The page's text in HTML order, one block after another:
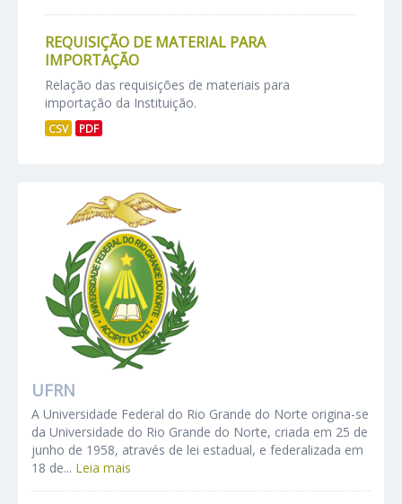
REQUISIÇÃO DE MATERIAL PARA
IMPORTAÇÃO
Relação das requisições de materiais para
importação da Instituição.
CSV PDF
UFRN
A Universidade Federal do Rio Grande do Norte origina-se
da Universidade do Rio Grande do Norte, criada em 25 de
junho de 1958, através de lei estadual, e federalizada em
18 de... Leia mais